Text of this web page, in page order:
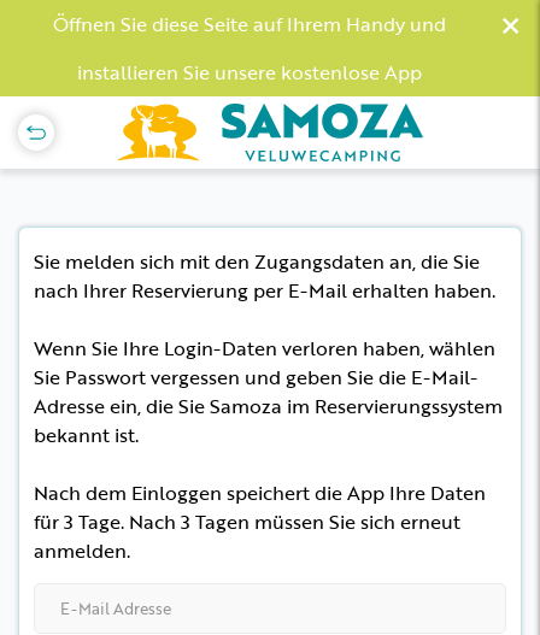
Öffnen Sie diese Seite auf Ihrem Handy und
installieren Sie unsere kostenlose App
×
Sie melden sich mit den Zugangsdaten an, die Sie
nach Ihrer Reservierung per E-Mail erhalten haben.
Wenn Sie Ihre Login-Daten verloren haben, wählen
Sie Passwort vergessen und geben Sie die E-Mail-
Adresse ein, die Sie Samoza im Reservierungssystem
bekannt ist.
Nach dem Einloggen speichert die App Ihre Daten
für 3 Tage. Nach 3 Tagen müssen Sie sich erneut
anmelden.